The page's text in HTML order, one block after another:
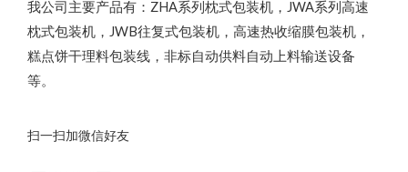
我公司主要产品有：ZHA系列枕式包装机，JWA系列高速
枕式包装机，JWB往复式包装机，高速热收缩膜包装机，
糕点饼干理料包装线，非标自动供料自动上料输送设备
等。
扫一扫加微信好友